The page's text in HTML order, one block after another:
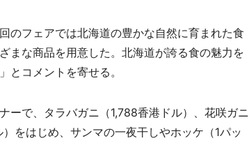
フェアでは北海道の豊かな自然に育まれた食
まな商品を用意した。北海道が誇る食の魅力を
とコメントを寄せる。
で、タラバガニ（1,788香港ドル）、花咲ガニ
をはじめ、サンマの一夜干しやホッケ（1パッ